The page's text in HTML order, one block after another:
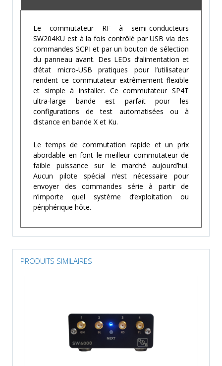
Le commutateur RF à semi-conducteurs
SW204KU est à la fois contrôlé par USB via des
commandes SCPI et par un bouton de sélection
du panneau avant. Des LEDs d’alimentation et
d’état micro-USB pratiques pour l’utilisateur
rendent ce commutateur extrêmement flexible
et simple à installer. Ce commutateur SP4T
ultra-large bande est parfait pour les
configurations de test automatisées ou à
distance en bande X et Ku.
Le temps de commutation rapide et un prix
abordable en font le meilleur commutateur de
faible puissance sur le marché aujourd’hui.
Aucun pilote spécial n’est nécessaire pour
envoyer des commandes série à partir de
n’importe quel système d’exploitation ou
périphérique hôte.
PRODUITS SIMILAIRES